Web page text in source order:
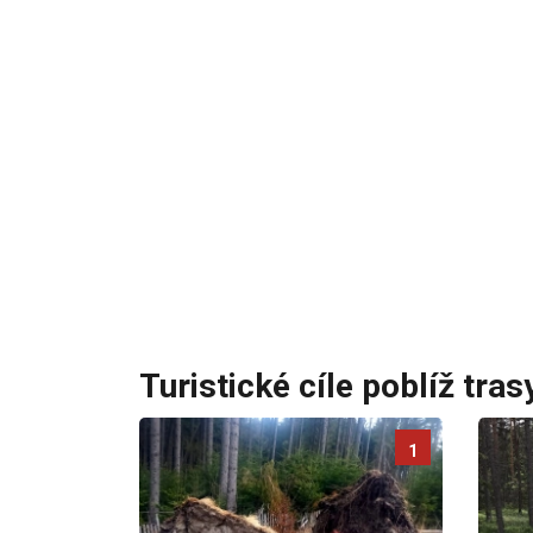
Turistické cíle poblíž
1